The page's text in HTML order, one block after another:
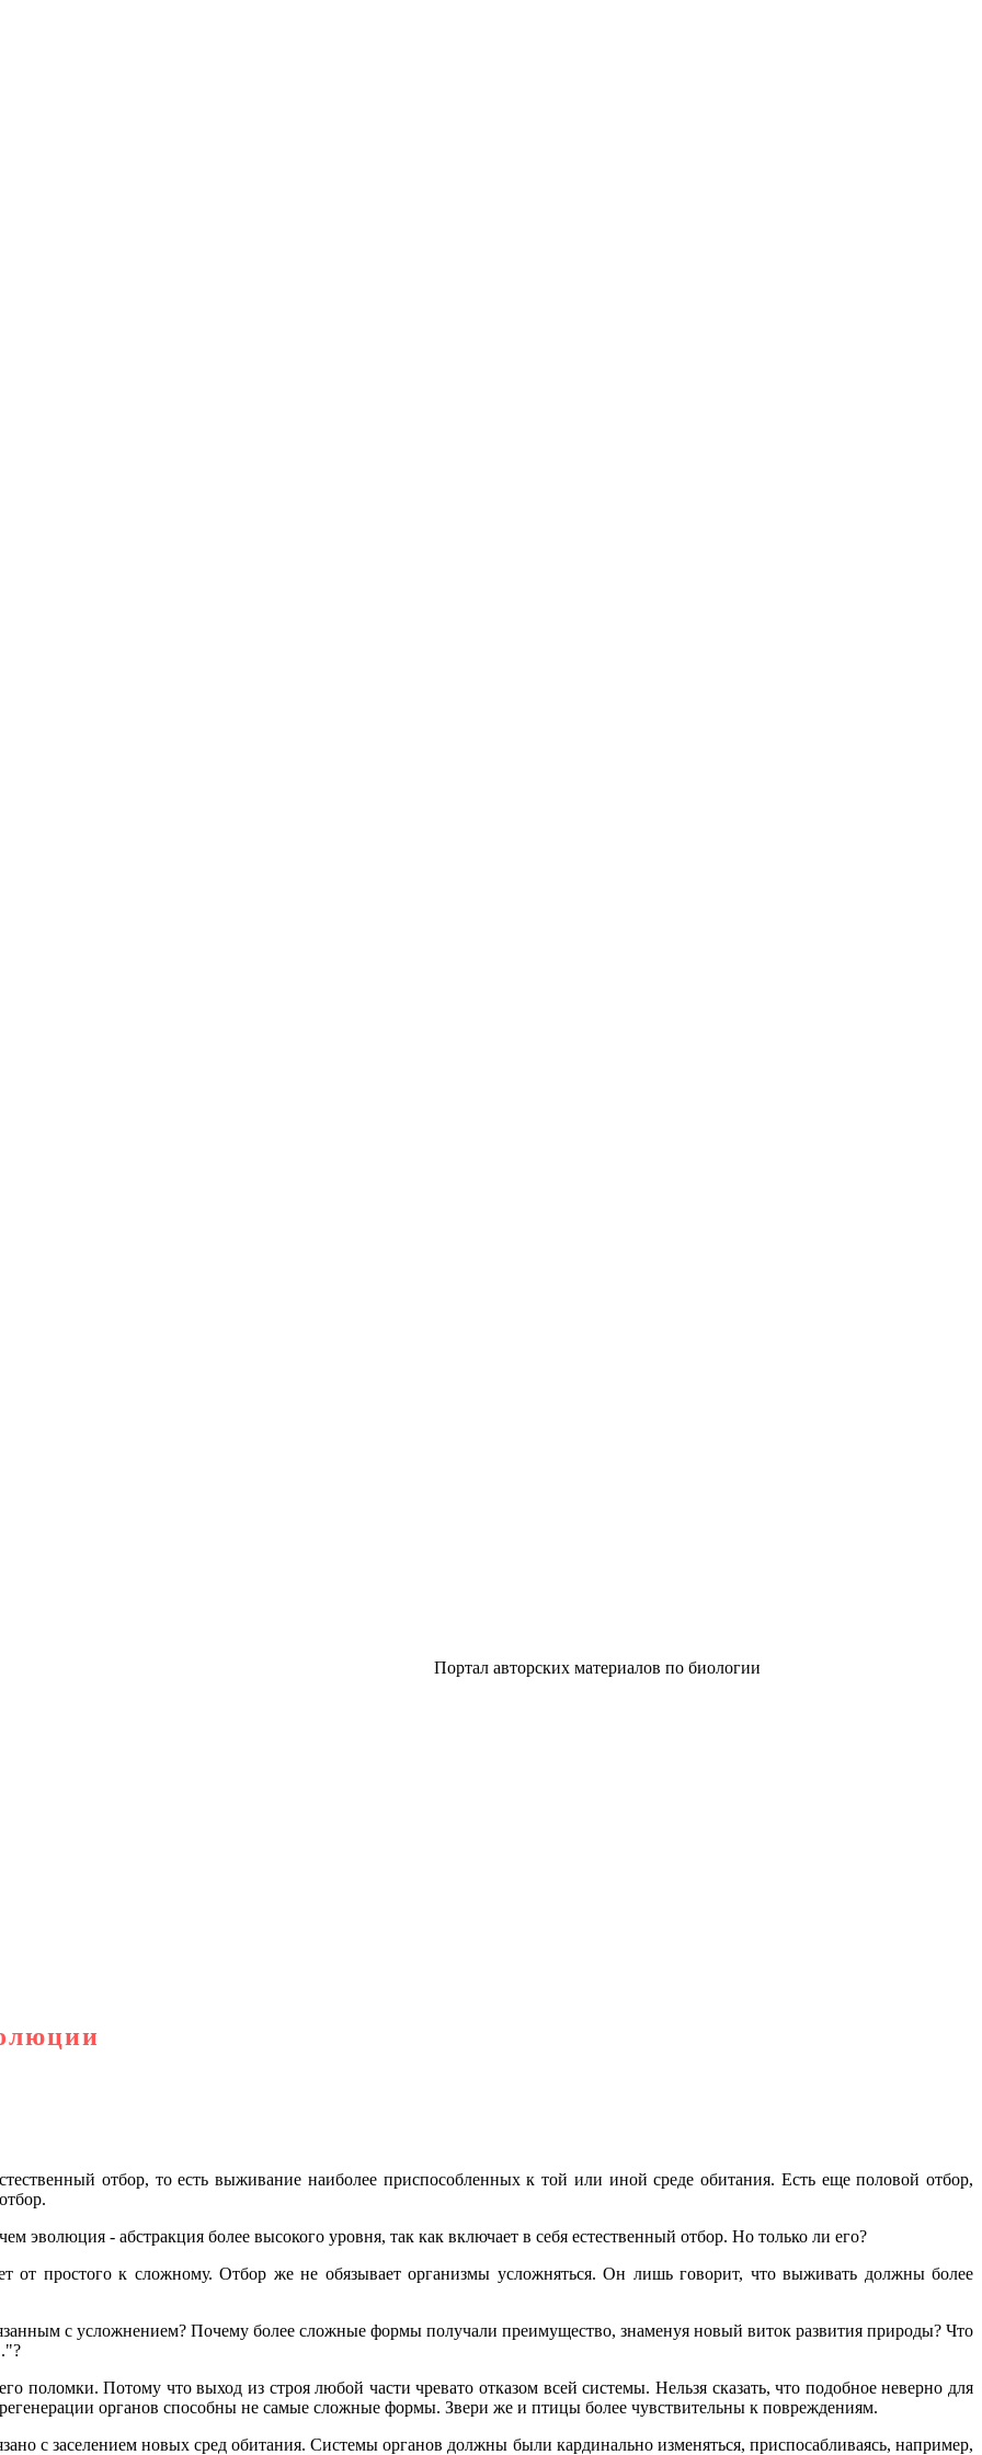
Портал авторских материалов по биологии
отбор, то есть выживание наиболее приспособленных к той или иной среде обитания. Есть еще половой отбор,
эволюция - абстракция более высокого уровня, так как включает в себя естественный отбор. Но только ли его?
от простого к сложному. Отбор же не обязывает организмы усложняться. Он лишь говорит, что выживать должны более
с усложнением? Почему более сложные формы получали преимущество, знаменуя новый виток развития природы? Что
поломки. Потому что выход из строя любой части чревато отказом всей системы. Нельзя сказать, что подобное неверно для
органов способны не самые сложные формы. Звери же и птицы более чувствительны к повреждениям.
с заселением новых сред обитания. Системы органов должны были кардинально изменяться, приспосабливаясь, например,